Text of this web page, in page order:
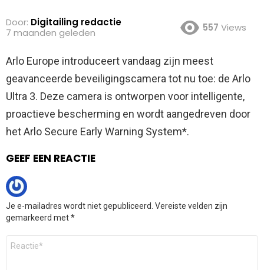
Door: Digitailing redactie
7 maanden geleden
557 Views
Arlo Europe introduceert vandaag zijn meest
geavanceerde beveiligingscamera tot nu toe: de Arlo
Ultra 3. Deze camera is ontworpen voor intelligente,
proactieve bescherming en wordt aangedreven door
het Arlo Secure Early Warning System*.
GEEF EEN REACTIE
Je e-mailadres wordt niet gepubliceerd. Vereiste velden zijn
gemarkeerd met*
Reactie